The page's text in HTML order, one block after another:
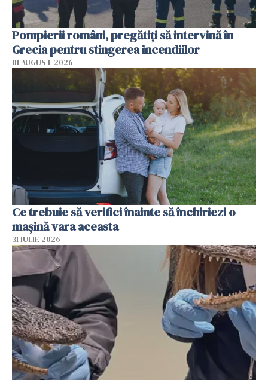
Pompierii români, pregătiţi să intervină în
Grecia pentru stingerea incendiilor
01 AUGUST 2026
Ce trebuie să verifici înainte să închiriezi o
mașină vara aceasta
31 IULIE 2026